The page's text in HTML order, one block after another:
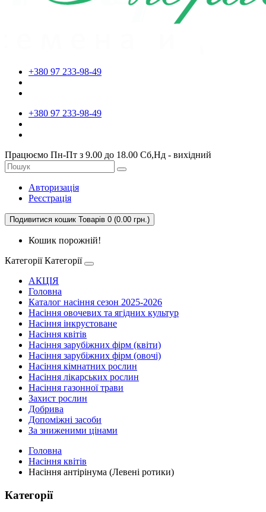
+380 97 233-98-49
+380 97 233-98-49
Працюємо Пн-Пт з 9.00 до 18.00 Сб,Нд - вихідний
Авторизація
Реєстрація
Подивитися кошик Товарів 0 (0.00 грн.)
Кошик порожній!
Категорії Категорії
АКЦІЯ
Головна
Каталог насіння сезон 2025-2026
Насіння овочевих та ягідних культур
Насіння інкрустоване
Насіння квітів
Насіння зарубіжних фірм (квіти)
Насіння зарубіжних фірм (овочі)
Насіння кімнатних рослин
Насіння лікарських рослин
Насіння газонної трави
Захист рослин
Добрива
Допоміжні засоби
За зниженими цінами
Головна
Насіння квітів
Насіння антірінума (Левені ротики)
Категорії